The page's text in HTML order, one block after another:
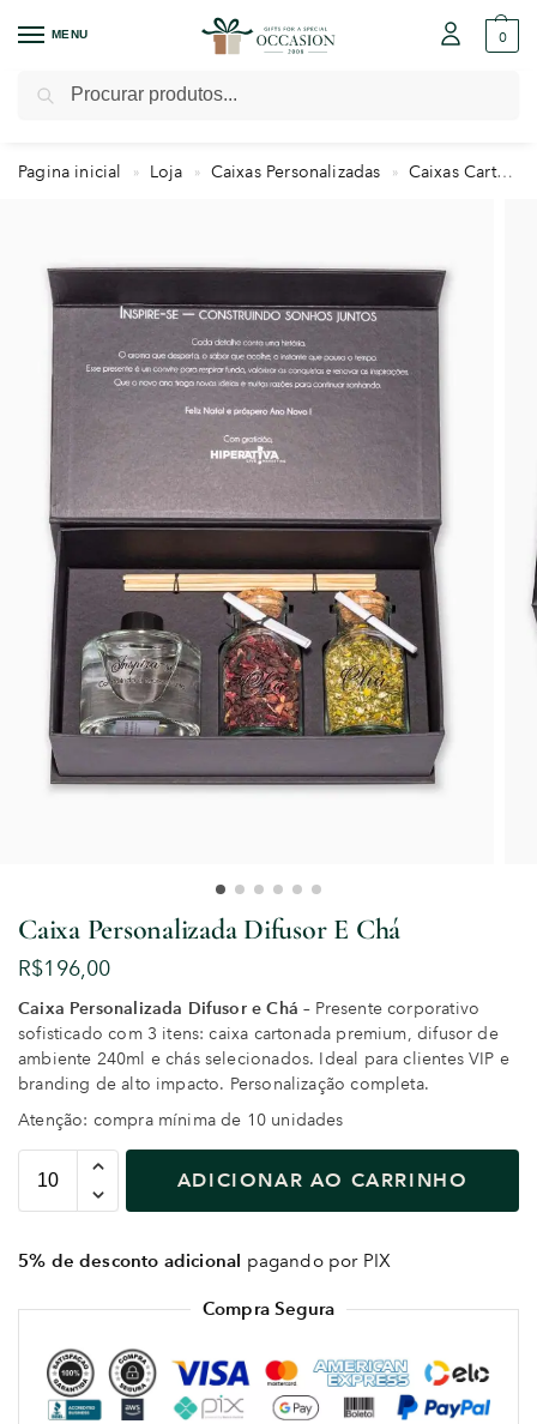
MENU 0
Pagina inicial » Loja » Caixas Personalizadas » Caixas Cartonadas
Caixa Personalizada Difusor E Chá
R$196,00
Caixa Personalizada Difusor e Chá – Presente corporativo
sofisticado com 3 itens: caixa cartonada premium, difusor de
ambiente 240ml e chás selecionados. Ideal para clientes VIP e
branding de alto impacto. Personalização completa.
Atenção: compra mínima de 10 unidades
ADICIONAR AO CARRINHO
5% de desconto adicional pagando por PIX
Compra Segura